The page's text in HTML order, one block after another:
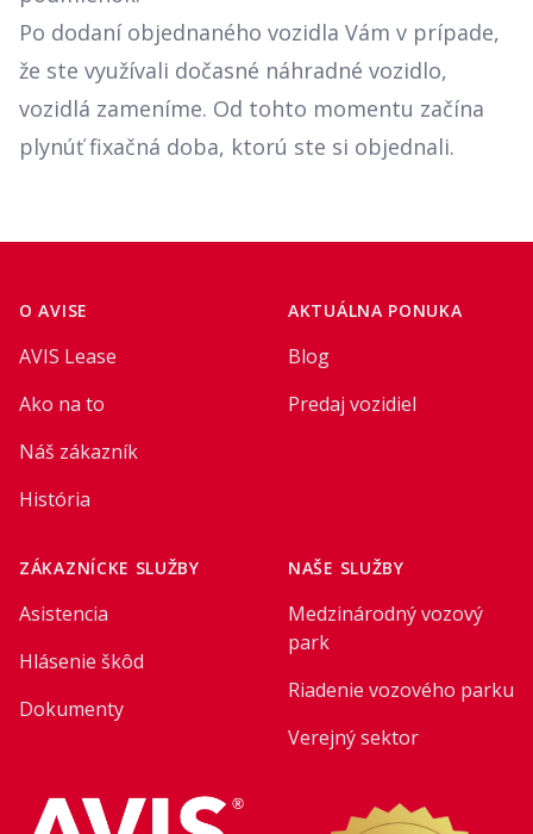
Po dodaní objednaného vozidla Vám v prípade,
že ste využívali dočasné náhradné vozidlo,
vozidlá zameníme. Od tohto momentu začína
plynúť fixačná doba, ktorú ste si objednali.
O AVISE
AVIS Lease
Ako na to
Náš zákazník
História
AKTUÁLNA PONUKA
Blog
Predaj vozidiel
ZÁKAZNÍCKE SLUŽBY
Asistencia
Hlásenie škôd
Dokumenty
NAŠE SLUŽBY
Medzinárodný vozový
park
Riadenie vozového parku
Verejný sektor